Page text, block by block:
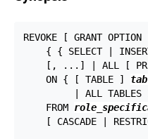
REVOKE [ GRANT OPTION
{ { SELECT |
[, ...] | ALL [
    ON { [ TABLE ]
| ALL TABLES
    FROM
[ CASCADE |